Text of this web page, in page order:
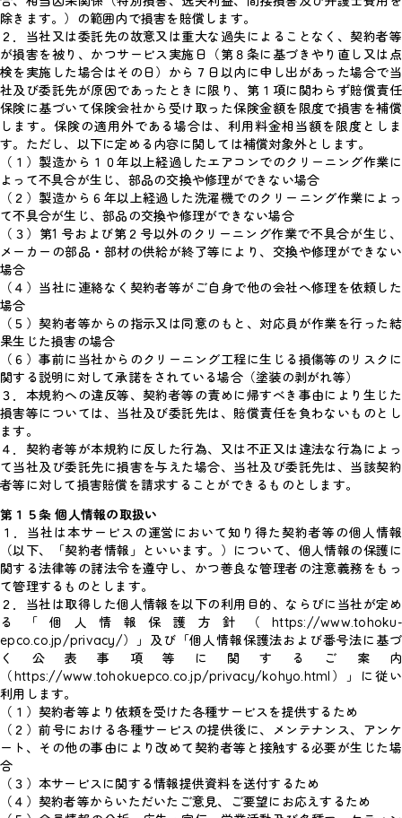
除きます。）の範囲内で損害を賠償します。
２．当社又は委託先の故意又は重大な過失によることなく、契約者等
が損害を被り、かつサービス実施日（第８条に基づきやり直し又は点
検を実施した場合はその日）から７日以内に申し出があった場合で当
社及び委託先が原因であったときに限り、第１項に関わらず賠償責任
保険に基づいて保険会社から受け取った保険金額を限度で損害を補償
します。保険の適用外である場合は、利用料金相当額を限度としま
す。ただし、以下に定める内容に関しては補償対象外とします。
（１）製造から１０年以上経過したエアコンでのクリーニング作業に
よって不具合が生じ、部品の交換や修理ができない場合
（２）製造から６年以上経過した洗濯機でのクリーニング作業によっ
て不具合が生じ、部品の交換や修理ができない場合
（３）第1 号および第２号以外のクリーニング作業で不具合が生じ、
メーカーの部品・部材の供給が終了等により、交換や修理ができない
場合
（４）当社に連絡なく契約者等がご自身で他の会社へ修理を依頼した
場合
（５）契約者等からの指示又は同意のもと、対応員が作業を行った結
果生じた損害の場合
（６）事前に当社からのクリーニング工程に生じる損傷等のリスクに
関する説明に対して承諾をされている場合（塗装の剥がれ等）
３．本規約への違反等、契約者等の責めに帰すべき事由により生じた
損害等については、当社及び委託先は、賠償責任を負わないものとし
ます。
４．契約者等が本規約に反した行為、又は不正又は違法な行為によっ
て当社及び委託先に損害を与えた場合、当社及び委託先は、当該契約
者等に対して損害賠償を請求することができるものとします。
第１５条 個人情報の取扱い
１．当社は本サービスの運営において知り得た契約者等の個人情報
（以下、「契約者情報」といいます。）について、個人情報の保護に
関する法律等の諸法令を遵守し、かつ善良な管理者の注意義務をもっ
て管理するものとします。
２．当社は取得した個人情報を以下の利用目的、ならびに当社が定め
る「個人情報保護方針（https://www.tohoku-
epco.co.jp/privacy/）」及び「個人情報保護法および番号法に基づ
く公表事項等に関するご案内
（https://www.tohokuepco.co.jp/privacy/kohyo.html）」に従い
利用します。
（１）契約者等より依頼を受けた各種サービスを提供するため
（２）前号における各種サービスの提供後に、メンテナンス、アンケ
ート、その他の事由により改めて契約者等と接触する必要が生じた場
合
（３）本サービスに関する情報提供資料を送付するため
（４）契約者等からいただいたご意見、ご要望にお応えするため